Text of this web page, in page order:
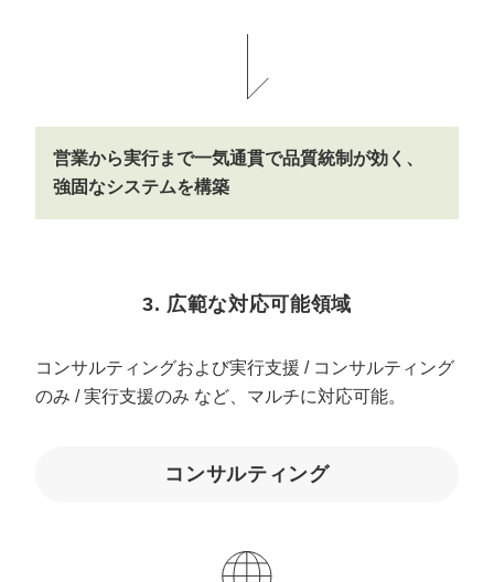
営業から実行まで一気通貫で品質統制が効く、
強固なシステムを構築
3. 広範な対応可能領域
コンサルティングおよび実行支援 / コンサルティング
のみ / 実行支援のみ など、マルチに対応可能。
コンサルティング